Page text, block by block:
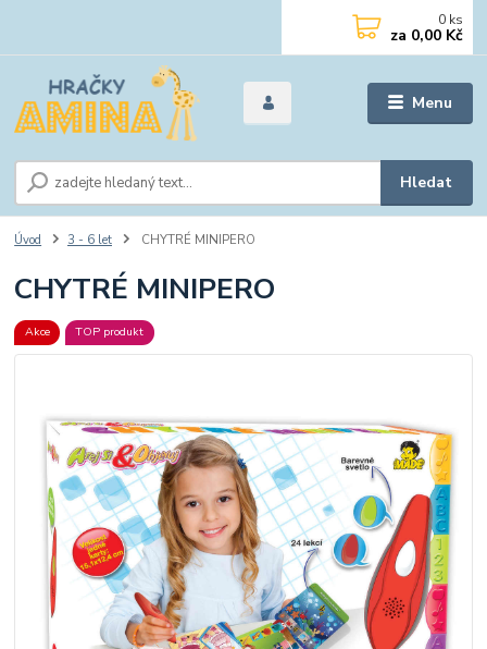
Menu
Hledat
0 ks
za 0,00 Kč
Úvod 3 - 6 let CHYTRÉ MINIPERO
CHYTRÉ MINIPERO
Akce TOP produkt